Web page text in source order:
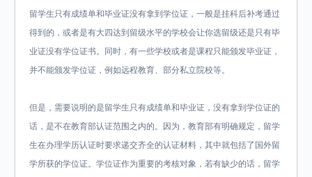
留学生只有成绩单和毕业证没有拿到学位证，一般是挂科后补考通过
得到的，或者是有大四达到留级水平的学校会让你选留级还是只有毕
业证没有学位证书。同时，有一些学校或者是课程只能颁发毕业证，
并不能颁发学位证，例如远程教育、部分私立院校等。
但是，需要说明的是留学生只有成绩单和毕业证，没有拿到学位证的
话，是不在教育部认证范围之内的。因为，教育部有明确规定，留学
生在办理学历认证时要求递交齐全的认证材料，其中就包括了国外留
学所获的学位证。学位证作为重要的考核对象，若有缺少的话，留学